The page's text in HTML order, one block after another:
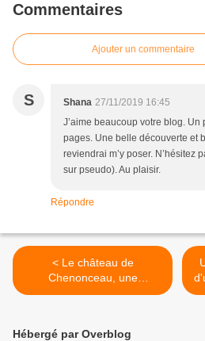
Commentaires
Ajouter un commentaire
S Shana 27/11/2019 16:45
J’aime beaucoup votre blog.
pages. Une belle découverte et
reviendrai m’y poser. N’hésitez
sur pseudo). Au plaisir.
Répondre
< Le château de
Chenonceau, une
architecture du bord de
Hébergé par Overblog